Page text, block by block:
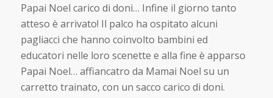
Papai Noel carico di doni… Infine il giorno tanto
atteso è arrivato! Il palco ha ospitato alcuni
pagliacci che hanno coinvolto bambini ed
educatori nelle loro scenette e alla fine è apparso
Papai Noel… affiancatro da Mamai Noel su un
carretto trainato, con un sacco carico di doni.